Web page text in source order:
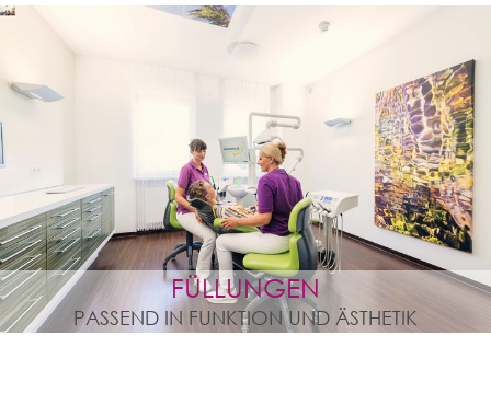
FÜLLUNGEN
PASSEND IN FUNKTION UND ÄSTHETIK